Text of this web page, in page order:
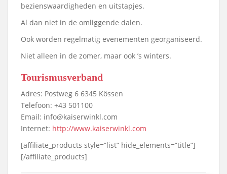
bezienswaardigheden en uitstapjes.
Al dan niet in de omliggende dalen.
Ook worden regelmatig evenementen georganiseerd.
Niet alleen in de zomer, maar ook ’s winters.
Tourismusverband
Adres: Postweg 6 6345 Kössen
Telefoon: +43 501100
Email: info@kaiserwinkl.com
Internet: http://www.kaiserwinkl.com
[affiliate_products style=”list” hide_elements=”title”]
[/affiliate_products]